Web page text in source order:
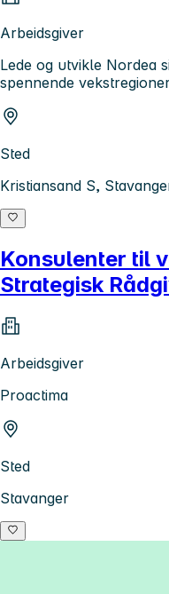
Arbeidsgiver
Lede og utvikle Nordea
spennende
Sted
Kristiansand S,
Konsulenter til
Strategisk
Arbeidsgiver
Proactima
Sted
Stavanger